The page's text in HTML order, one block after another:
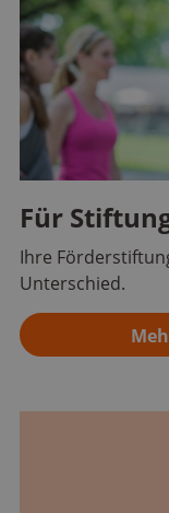
Für
Ihre
Unterschied.